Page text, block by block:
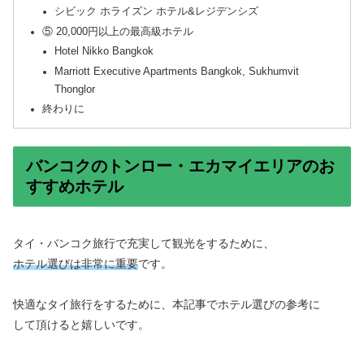
シビック ホライズン ホテル&レジデンシズ
⑤ 20,000円以上の最高級ホテル
Hotel Nikko Bangkok
Marriott Executive Apartments Bangkok, Sukhumvit
Thonglor
終わりに
バンコクのトンロー・エカマイエリアのお
すすめホテル
タイ・バンコク旅行で充実して観光をするために、
ホテル選びは非常に重要です。
快適なタイ旅行をするために、本記事でホテル選びの参考に
して頂けると嬉しいです。